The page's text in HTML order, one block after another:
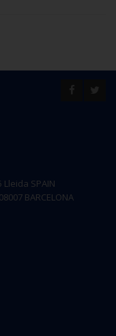
Lleida SPAIN
BARCELONA